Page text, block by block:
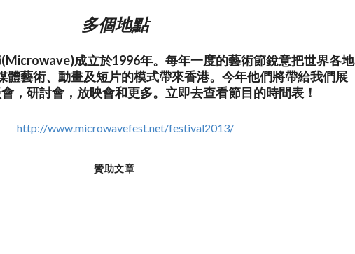
多個地點
成立於1996年。每年一度的藝術節銳意把世界各地
體藝術、動畫及短片的模式帶來香港。今年他們將帶給我們展
，研討會，放映會和更多。立即去查看節目的時間表！
http://www.microwavefest.net/festival2013/
贊助文章